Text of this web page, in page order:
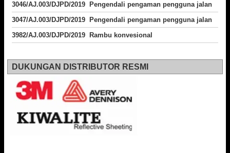
3046/AJ.003/DJPD/2019 Pengendali pengaman pengguna jalan
3047/AJ.003/DJPD/2019 Pengendali pengaman pengguna jalan
3982/AJ.003/DJPD/2019 Rambu konvesional
DUKUNGAN DISTRIBUTOR RESMI